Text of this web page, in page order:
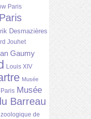
Paris
Desmazières
Jouhet
Gaumy
Louis XIV
Musée
Musée
Barreau
zoologique de